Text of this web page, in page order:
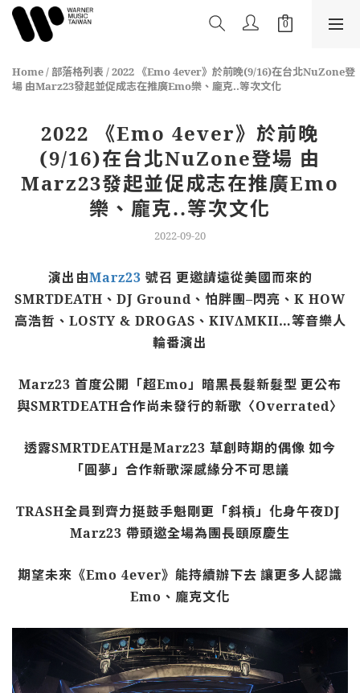
Home/ 部落格列表 /2022 《Emo 4ever》於前晚(9/16)在台北NuZone登
場 由Marz23發起並促成志在推廣Emo樂、龐克..等次文化
2022 《Emo 4ever》於前晚
(9/16)在台北NuZone登場 由
Marz23發起並促成志在推廣Emo
樂、龐克..等次文化
2022-09-20
演出由Marz23 號召 更邀請遠從美國而來的
SMRTDEATH 、 DJ Ground 、怕胖團–閃亮、 K HOW
高浩哲、 LOSTY & DROGAS 、 KIVΛMKII…等音樂人
輪番演出
Marz23 首度公開「超Emo」暗黑長髮新髮型 更公布
與SMRTDEATH合作尚未發行的新歌〈Overrated〉
透露SMRTDEATH是Marz23 草創時期的偶像 如今
「圓夢」合作新歌深感緣分不可思議
TRASH全員到齊力挺鼓手魁剛更「斜槓」化身午夜DJ
Marz23 帶頭邀全場為團長頤原慶生
期望未來《Emo 4ever》能持續辦下去 讓更多人認識
Emo 、龐克文化